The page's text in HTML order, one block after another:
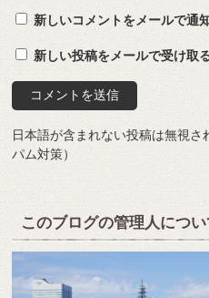
新しいコメントをメールで通
新しい投稿をメールで受け取
日本語が含まれない投稿は無視
パム対策）
このブログの管理人につい